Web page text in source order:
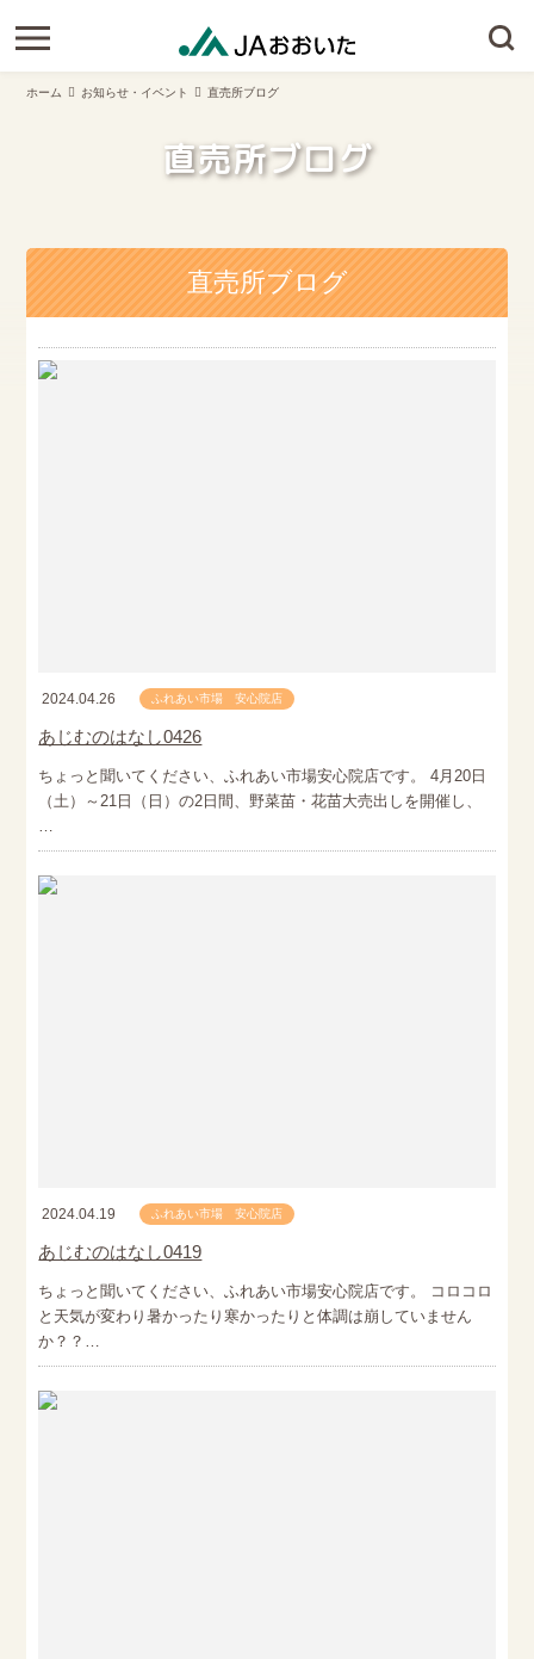
ホーム お知らせ・イベント 直売所ブログ
直売所ブログ
直売所ブログ
2024.04.26 ふれあい市場 安心院店
あじむのはなし0426
ちょっと聞いてください、ふれあい市場安心院店です。 4月20日
（土）～21日（日）の2日間、野菜苗・花苗大売出しを開催し、
2024.04.19 ふれあい市場 安心院店
あじむのはなし0419
ちょっと聞いてください、ふれあい市場安心院店です。 コロコロ
と天気が変わり暑かったり寒かったりと体調は崩していません
か？？…